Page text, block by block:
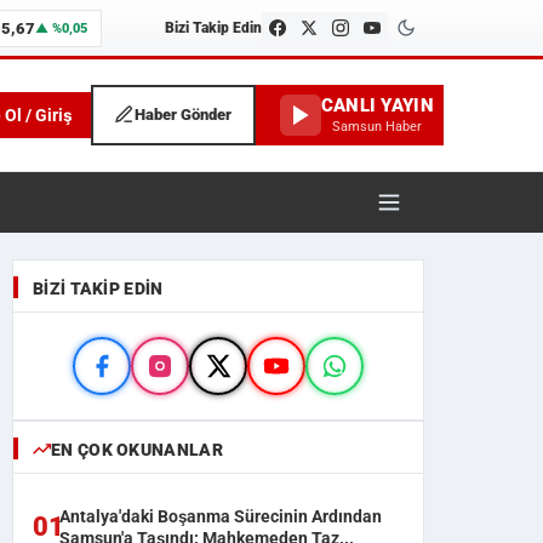
▲ %0,05 Bizi Takip Edin
Ol / Giriş Haber Gönder CANLI YAYIN
Samsun Haber
ve İlçe Haberleri
BIZI TAKIP EDIN
EN ÇOK OKUNANLAR
01Antalya'daki Boşanma Sürecinin Ardından
Samsun'a Taşındı: Mahkemeden Taz...